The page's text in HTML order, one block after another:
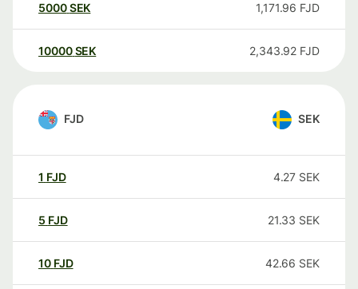
5000SEK 1,171.96 FJD
10000 SEK 2,343.92 FJD
FJD SEK
1 FJD 4.27 SEK
5 FJD 21.33 SEK
10 FJD 42.66 SEK